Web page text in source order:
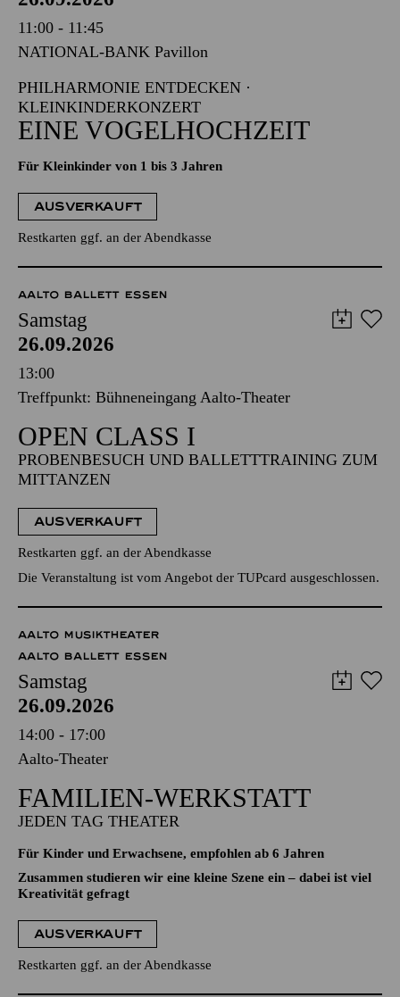
11:00 - 11:45
NATIONAL-BANK Pavillon
PHILHARMONIE ENTDECKEN ·
KLEINKINDERKONZERT
EINE VOGELHOCHZEIT
Für Kleinkinder von 1 bis 3 Jahren
AUSVERKAUFT
Restkarten ggf. an der Abendkasse
AALTO BALLETT ESSEN
Samstag
26.09.2026
13:00
Treffpunkt: Bühneneingang Aalto-Theater
OPEN CLASS I
PROBENBESUCH UND BALLETTTRAINING ZUM
MITTANZEN
AUSVERKAUFT
Restkarten ggf. an der Abendkasse
Die Veranstaltung ist vom Angebot der TUPcard ausgeschlossen.
AALTO MUSIKTHEATER
AALTO BALLETT ESSEN
Samstag
26.09.2026
14:00 - 17:00
Aalto-Theater
FAMILIEN-WERKSTATT
JEDEN TAG THEATER
Für Kinder und Erwachsene, empfohlen ab 6 Jahren
Zusammen studieren wir eine kleine Szene ein – dabei ist viel
Kreativität gefragt
AUSVERKAUFT
Restkarten ggf. an der Abendkasse